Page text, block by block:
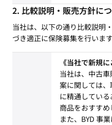
比較説明・販売方針に
当社は、以下の通り比較説明
づき適正に保険募集を行います
《当社で新規
当社は、中古
案に関しては
に精通してい
商品をおすすめ
また、BYD 事